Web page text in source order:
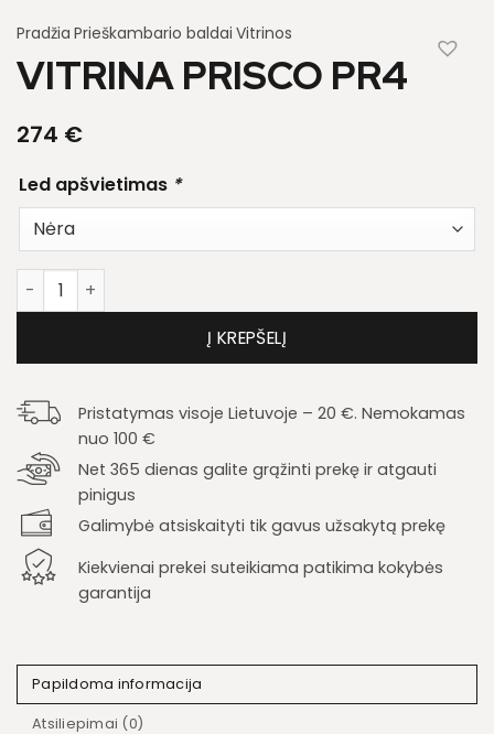
Pradžia Prieškambario baldai Vitrinos
VITRINA PRISCO PR4
274 €
Led apšvietimas *
produkto kiekis: Vitrina Prisco PR4
Į KREPŠELĮ
Pristatymas visoje Lietuvoje – 20 €. Nemokamas
nuo 100 €
Net 365 dienas galite grąžinti prekę ir atgauti
pinigus
Galimybė atsiskaityti tik gavus užsakytą prekę
Kiekvienai prekei suteikiama patikima kokybės
garantija
Papildoma informacija
Atsiliepimai (0)